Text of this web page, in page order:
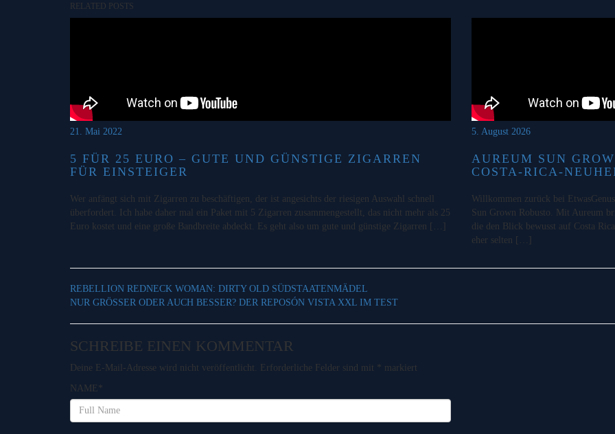
RELATED POSTS
21. Mai 2022
5 FÜR 25 EURO – GUTE UND GÜNSTIGE ZIGARREN
FÜR EINSTEIGER
Wer anfängt sich mit Zigarren zu beschäftigen, der ist angesichts der riesigen Auswahl schnell
überfordert. Ich habe daher mal ein Paket mit 5 Zigarren zusammengestellt, das nicht mehr als 25
Euro kostet und eine große Bandbreite abdeckt. Es geht also um gute und günstige Zigarren […]
5. August 2026
AUREUM SUN
COSTA-RICA-
Willkommen zurück bei
Sun Grown Robusto. Mit Aureum
die den Blick bewusst auf Costa
eher selten […]
REBELLION REDNECK WOMAN: DIRTY OLD SÜDSTAATENMÄDEL
NUR GRÖSSER ODER AUCH BESSER? DER REPOSÓN VISTA XXL IM TEST
SCHREIBE EINEN KOMMENTAR
Deine E-Mail-Adresse wird nicht veröffentlicht. Erforderliche Felder sind mit * markiert
NAME *